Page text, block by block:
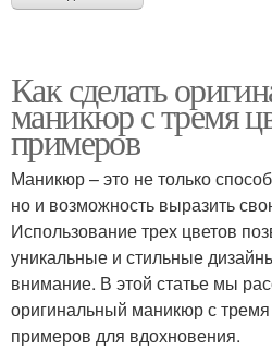
Как сделать
маникюр с тремя
примеров
Маникюр – это не только
но и возможность выразить
Использование трех цветов
уникальные и стильные
внимание. В этой статье мы
оригинальный маникюр с
примеров для вдохновения.